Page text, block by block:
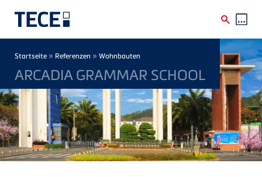
Breadcrumb
Startseite » Referenzen » Wohnbauten
ARCADIA GRAMMAR SCHOOL